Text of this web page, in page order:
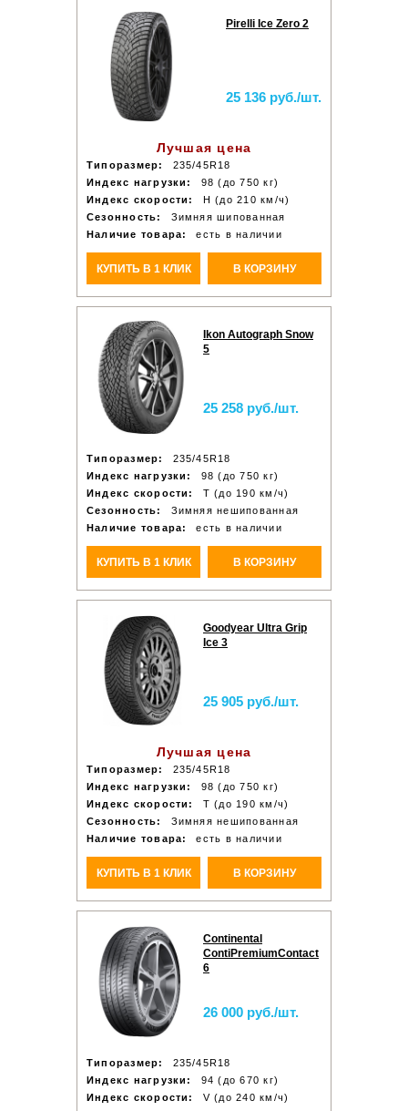
Pirelli Ice Zero 2
25 136 руб./шт.
Лучшая цена
Типоразмер:
235/45R18
Индекс нагрузки:
98 (до 750 кг)
Индекс скорости:
H (до 210 км/ч)
Сезонность:
Зимняя шипованная
Наличие товара:
есть в наличии
КУПИТЬ В 1 КЛИК В КОРЗИНУ
Ikon Autograph Snow
5
25 258 руб./шт.
Типоразмер:
235/45R18
Индекс нагрузки:
98 (до 750 кг)
Индекс скорости:
T (до 190 км/ч)
Сезонность:
Зимняя нешипованная
Наличие товара:
есть в наличии
КУПИТЬ В 1 КЛИК В КОРЗИНУ
Goodyear Ultra Grip
Ice 3
25 905 руб./шт.
Лучшая цена
Типоразмер:
235/45R18
Индекс нагрузки:
98 (до 750 кг)
Индекс скорости:
T (до 190 км/ч)
Сезонность:
Зимняя нешипованная
Наличие товара:
есть в наличии
КУПИТЬ В 1 КЛИК В КОРЗИНУ
Continental
ContiPremiumContact
6
26 000 руб./шт.
Типоразмер:
235/45R18
Индекс нагрузки:
94 (до 670 кг)
Индекс скорости:
V (до 240 км/ч)